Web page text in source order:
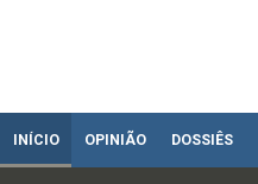
INÍCIO OPINIÃO DOSSIÊS